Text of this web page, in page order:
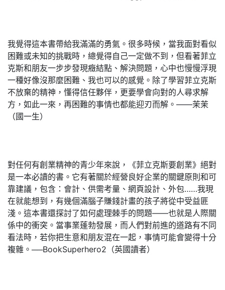
我覺得這本書帶給我滿滿的勇氣。很多時候，當我面對看似
困難或未知的挑戰時，總覺得自己一定做不到，但看著菲立
克斯和朋友一步步發現癥結點、解決問題，心中也慢慢浮現
一種好像沒那麼困難、我也可以的感覺。除了學習菲立克斯
不放棄的精神，懂得信任夥伴，更要學會向對的人尋求解
方，如此一來，再困難的事情也都能迎刃而解。——茉茉
（國一生）
對任何有創業精神的青少年來說，《菲立克斯要創業》絕對
是一本必讀的書。它有著關於經營良好企業的關鍵原則和可
靠建議，包含：會計、供需考量、網頁設計、外包……我現
在就能想到，有幾個滿腦子賺錢計畫的孩子將從中受益匪
淺。這本書還探討了如何處理棘手的問題——也就是人際關
係中的衝突。當事業蓬勃發展，而人們對前進的道路有不同
看法時，若你把生意和朋友混在一起，事情可能會變得十分
複雜。──BookSuperhero2（英國讀者）